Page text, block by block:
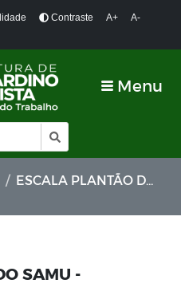
Contraste A+
A-
Menu
ESCALA PLANTÃO DO SAMU - NOVEMBRO/2019
SAMU -